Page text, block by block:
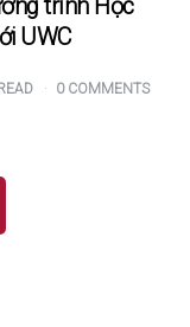
trình Học
UWC
0 COMMENTS